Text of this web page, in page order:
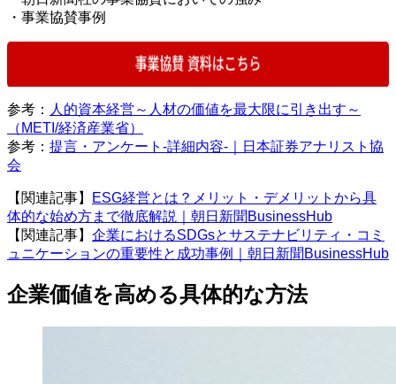
・事業協賛事例
参考： 人的資本経営～人材の価値を最大限に引き出す～
（METI/経済産業省）
参考： 提言・アンケート-詳細内容-｜日本証券アナリスト協
会
【関連記事】
ESG経営とは？メリット・デメリットから具
体的な始め方まで徹底解説｜朝日新聞BusinessHub
【関連記事】 企業におけるSDGsとサステナビリティ・コミ
ュニケーションの重要性と成功事例｜朝日新聞BusinessHub
企業価値を高める具体的な方法